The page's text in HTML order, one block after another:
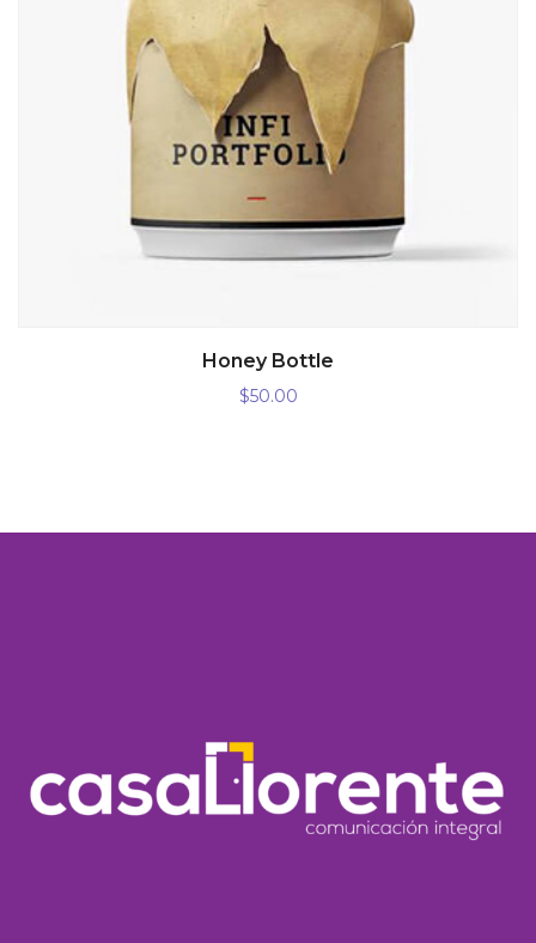
AÑADIR AL CARRITO
Honey Bottle
$50.00